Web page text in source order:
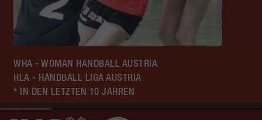
WHA - WOMAN HANDBALL AUSTRIA
HLA - HANDBALL LIGA AUSTRIA
* IN DEN LETZTEN 10 JAHREN